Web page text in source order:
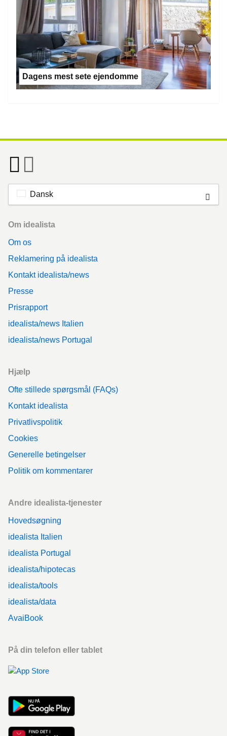
Dagens mest sete ejendomme
Dansk
Footer
Om idealista
Om os
Reklamering på idealista
Kontakt idealista/news
Presse
Prisrapport
idealista/news Italien
idealista/news Portugal
Hjælp
Ofte stillede spørgsmål (FAQs)
Kontakt idealista
Privatlivspolitik
Cookies
Generelle betingelser
Politik om kommentarer
Andre idealista-tjenester
Hovedsøgning
idealista Italien
idealista Portugal
idealista/hipotecas
idealista/tools
idealista/data
AvaiBook
På din telefon eller tablet